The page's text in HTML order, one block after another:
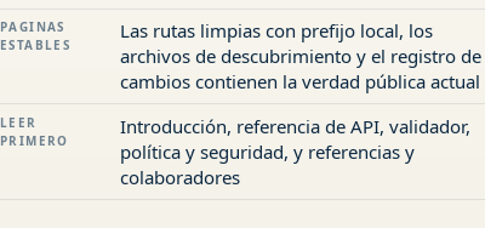
PAGINAS
ESTABLES
Las rutas limpias con prefijo local, los
archivos de descubrimiento y el registro de
cambios contienen la verdad pública actual
LEER
PRIMERO
Introducción, referencia de API, validador,
política y seguridad, y referencias y
colaboradores